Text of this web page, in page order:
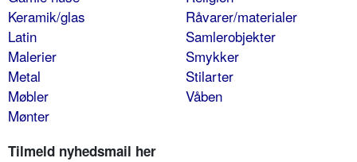
Keramik/glas
Latin
Malerier
Metal
Møbler
Mønter
Råvarer/materialer
Samlerobjekter
Smykker
Stilarter
Våben
Tilmeld nyhedsmail her